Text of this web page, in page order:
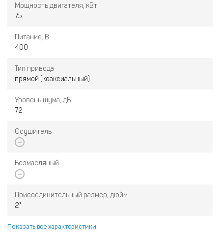
Мощность двигателя, кВт
75
Питание, В
400
Тип привода
прямой (коаксиальный)
Уровень шума, дБ
72
Осушитель
Безмасляный
Присоединительный размер, дюйм
2"
Показать все характеристики